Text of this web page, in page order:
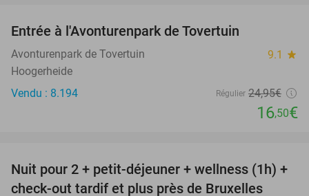
Entrée à l'Avonturenpark de Tovertuin
Avonturenpark de Tovertuin 9.1 star
Hoogerheide
Vendu : 8.194
Régulier 24,95€
16,50€
55%
Nuit pour 2 + petit-déjeuner + wellness (1h) +
check-out tardif et plus près de Bruxelles